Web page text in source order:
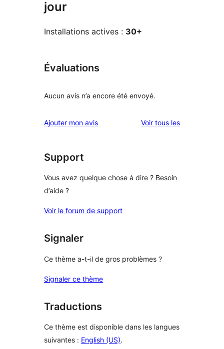
jour
Installations actives : 30+
Évaluations
Aucun avis n’a encore été envoyé.
Ajouter mon avis Voir tous lesavis
Support
Vous avez quelque chose à dire ? Besoin
d’aide ?
Voir le forum de support
Signaler
Ce thème a-t-il de gros problèmes ?
Signaler ce thème
Traductions
Ce thème est disponible dans les langues
suivantes : English (US).